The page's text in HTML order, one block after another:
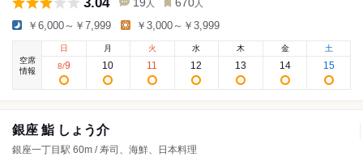
19 人 670 人
￥6,000～￥7,999 ￥3,000～￥3,999
空席
情報
日
8/9
月
10
火
11
水
12
木
13
金
14
土
15
銀座 鮨 しょう介
銀座一丁目駅 60m / 寿司、海鮮、日本料理